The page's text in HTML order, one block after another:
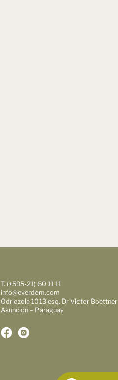
T. (+595-21) 60 11 11
info@everdem.com
Odriozola 1013 esq. Dr Victor Boettner
Asunción – Paraguay